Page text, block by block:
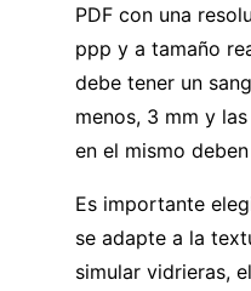
PDF con una
ppp y a tamaño
debe tener un
menos, 3 mm y
en el mismo
Es importante
se adapte a la
simular vidrieras,